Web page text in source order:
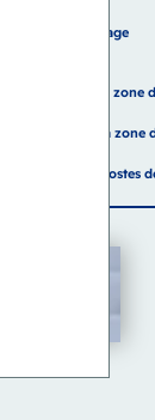
Type de scellage
Largeur de la zone
Hauteur de la zone
Nombre de postes